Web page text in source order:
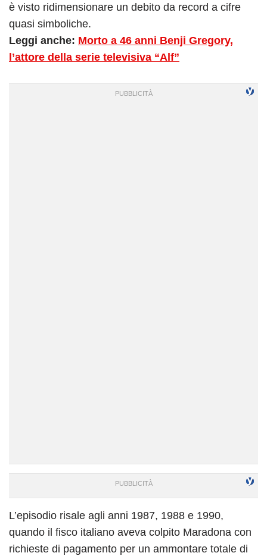
è visto ridimensionare un debito da record a cifre
quasi simboliche.
Leggi anche: Morto a 46 anni Benji Gregory,
l’attore della serie televisiva “Alf”
L’episodio risale agli anni 1987, 1988 e 1990,
quando il fisco italiano aveva colpito Maradona con
richieste di pagamento per un ammontare totale di